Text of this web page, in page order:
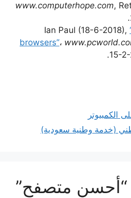
www.computerhope.com,
Ian Paul (18-6-2018),
browsers”،
15-
الكمبيوتر
(خدمة وطنية سعودية)
“أحسن متصفح”